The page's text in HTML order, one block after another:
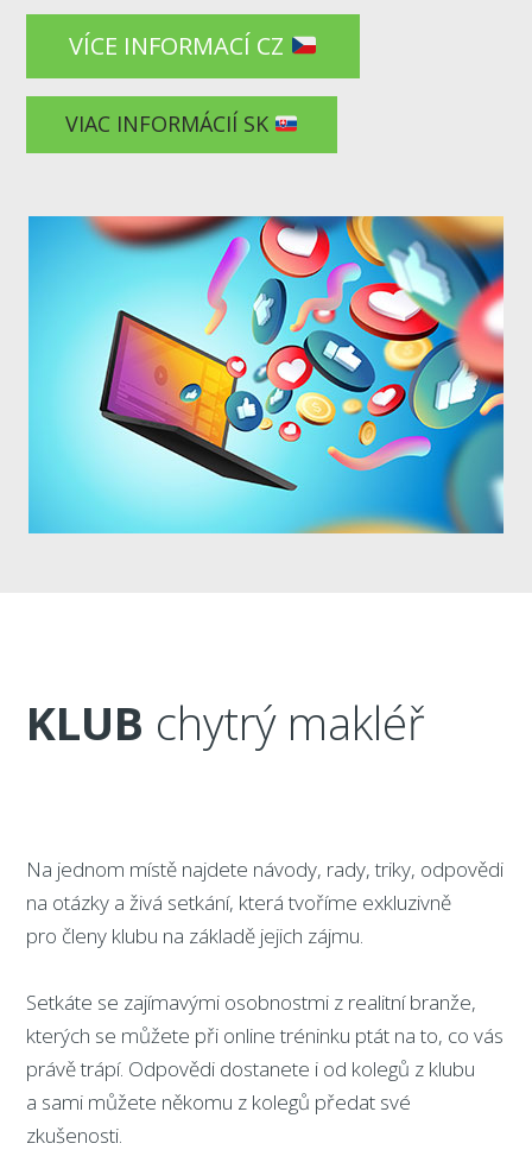
VÍCE INFORMACÍ CZ
VIAC INFORMÁCIÍ SK
KLUB chytrý makléř
Na jednom místě najdete návody, rady, triky, odpovědi
na otázky a živá setkání, která tvoříme exkluzivně
pro členy klubu na základě jejich zájmu.
Setkáte se zajímavými osobnostmi z realitní branže,
kterých se můžete při online tréninku ptát na to, co vás
právě trápí. Odpovědi dostanete i od kolegů z klubu
a sami můžete někomu z kolegů předat své
zkušenosti.